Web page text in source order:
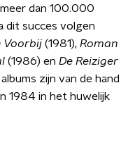
dan 100.000
dit succes volgen
Voorbij (1981), Roman
(1986) en De Reiziger
zijn van de hand
1984 in het huwelijk